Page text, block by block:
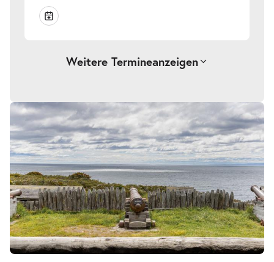
Weitere Termineanzeigen
Die Waffen nieder!-
Sa.
10.10.2026
Sa. 10.10.2026
19:30 Uhr
Tickets
Die Waffen nieder!-
So.
11.10.2026
So. 11.10.2026
Tickets